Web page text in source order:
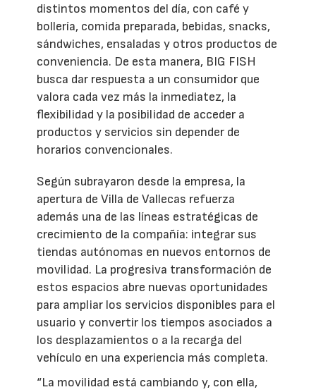
distintos momentos del día, con café y
bollería, comida preparada, bebidas, snacks,
sándwiches, ensaladas y otros productos de
conveniencia. De esta manera, BIG FISH
busca dar respuesta a un consumidor que
valora cada vez más la inmediatez, la
flexibilidad y la posibilidad de acceder a
productos y servicios sin depender de
horarios convencionales.
Según subrayaron desde la empresa, la
apertura de Villa de Vallecas refuerza
además una de las líneas estratégicas de
crecimiento de la compañía: integrar sus
tiendas autónomas en nuevos entornos de
movilidad. La progresiva transformación de
estos espacios abre nuevas oportunidades
para ampliar los servicios disponibles para el
usuario y convertir los tiempos asociados a
los desplazamientos o a la recarga del
vehículo en una experiencia más completa.
“La movilidad está cambiando y, con ella,